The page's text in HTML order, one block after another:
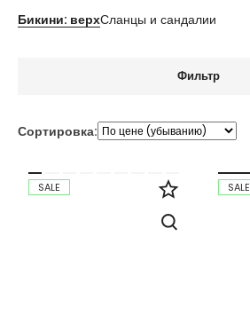
ОБУВЬ
ПЛЯЖНАЯ ОДЕЖДА
АКСЕССУАРЫ
ДЕТЯМ
Бикини: верхСланцы и сандалии
Фильтр
Сортировка:
SALE SALE